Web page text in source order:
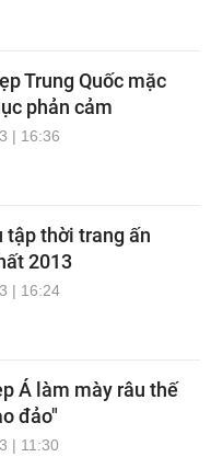
Trung Quốc mặc
phản cảm
| 16:36
tập thời trang ấn
2013
| 16:24
Á làm mày râu thế
đảo"
| 11:30